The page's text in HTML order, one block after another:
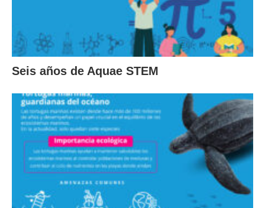
Seis años de Aquae STEM